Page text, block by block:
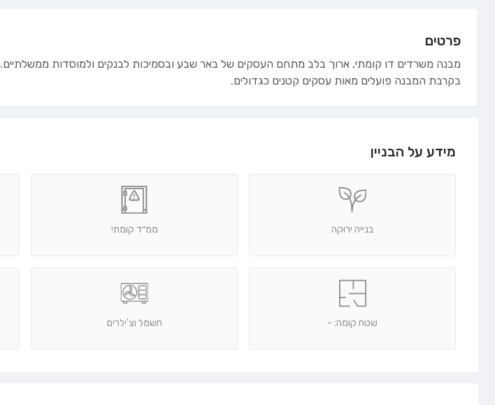
פרטים
מבנה משרדים דו קומתי, ארוך בלב מתחם העסקים של באר שבע ובסמיכות לבנקים ולמוסדות ממשלתיים.
בקרבת המבנה פועלים מאות עסקים קטנים כגדולים.
מידע על הבניין
בנייה ירוקה ממ״ד קומתי
שטח קומה: - חשמל וצ'ילרים